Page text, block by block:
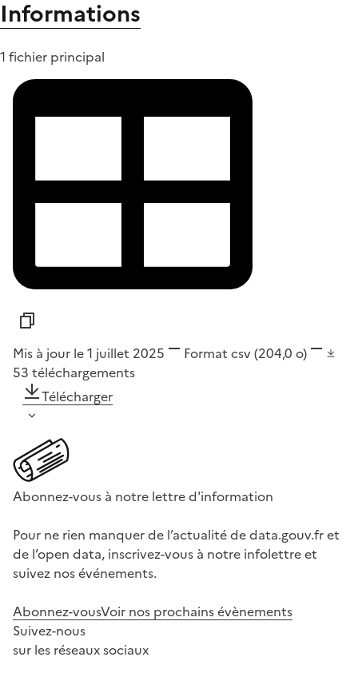
Informations
1 fichier principal
Mis à jour le 1 juillet 2025 Format csv(204,0 o)
53 téléchargements
Télécharger
Abonnez-vous à notre lettre d'information
Pour ne rien manquer de l’actualité de data.gouv.fr et
de l’open data, inscrivez-vous à notre infolettre et
suivez nos événements.
Abonnez-vousVoir nos prochains évènements
Suivez-nous
sur les réseaux sociaux